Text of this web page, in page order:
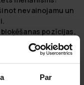
Par
nevainojamu un
pozīcijas,
pozūru.
nozarē, kas ir